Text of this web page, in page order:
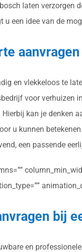
laten verzorgen
u een idee van de
en vlekkeloos te
voor verhuizen
kan je denken
u kunnen
een passende
bij
en